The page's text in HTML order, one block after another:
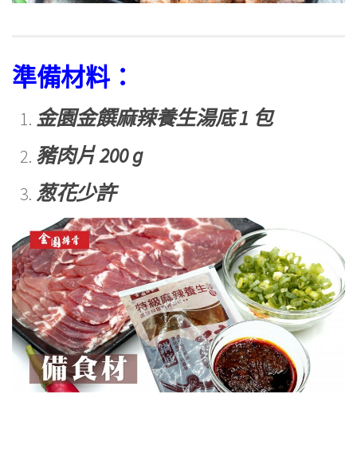
準備材料：
金園金饌麻辣養生湯底 1 包
豬肉片 200 g
葱花少許